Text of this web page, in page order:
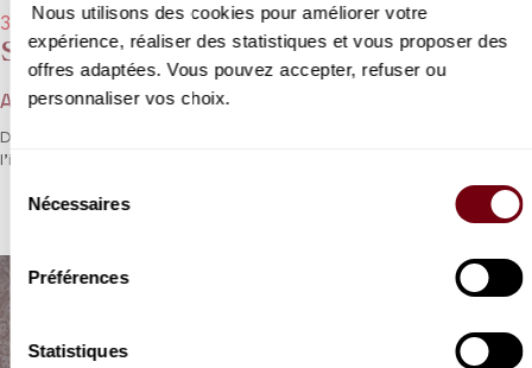
Nous utilisons des cookies pour améliorer votre
expérience, réaliser des statistiques et vous proposer des
offres adaptées. Vous pouvez accepter, refuser ou
personnaliser vos choix.
Nécessaires
Préférences
Statistiques
Stabat Mater
31/03/2022 - 20h00
Antonin Dvořák
Dvořák rejoint ici l'esprit de Pergolèse, Fauré et Poulenc, et toute
l’intimité du musicien se déploie avec intensité et émotion.